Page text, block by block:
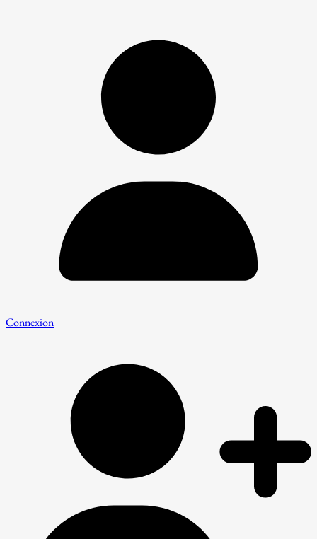
Connexion